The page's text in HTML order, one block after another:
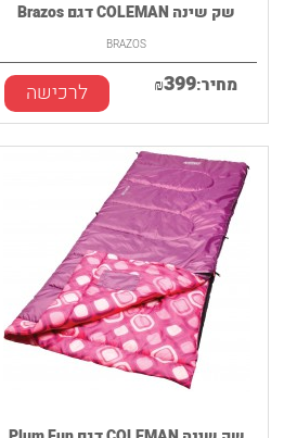
שק שינה COLEMAN דגם Brazos
BRAZOS
מחיר: ₪399 לרכישה